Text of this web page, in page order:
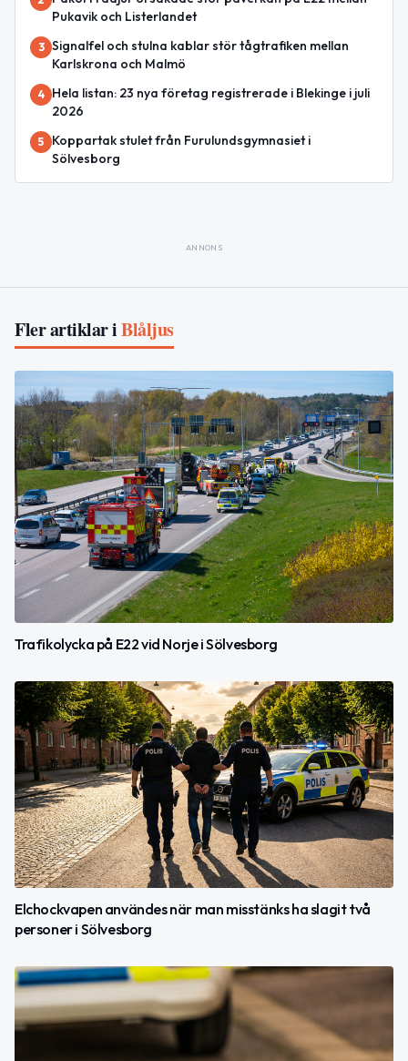
Pukavik och Listerlandet
3 Signalfel och stulna kablar stör tågtrafiken mellan
Karlskrona och Malmö
4
Hela listan: 23 nya företag registrerade i Blekinge i juli
2026
5
Koppartak stulet från Furulundsgymnasiet i
Sölvesborg
ANNONS
Fler artiklar iBlåljus
Trafikolycka på E22 vid Norje i Sölvesborg
Elchockvapen användes när man misstänks ha slagit två
personer i Sölvesborg